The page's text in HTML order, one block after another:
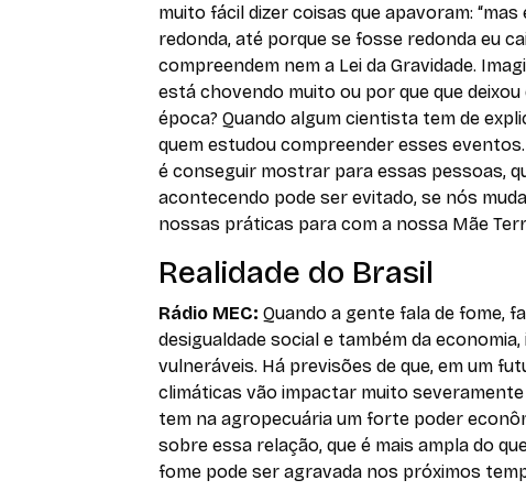
muito fácil dizer coisas que apavoram: “mas
redonda, até porque se fosse redonda eu
compreendem nem a Lei da Gravidade.
está chovendo muito ou por que que
época? Quando algum cientista tem de
quem estudou compreender esses
é conseguir mostrar para essas pessoas,
acontecendo pode ser evitado, se nós
nossas práticas para com a nossa Mãe
Realidade do Brasil
Rádio MEC: Quando a gente fala de fome,
desigualdade social e também da
vulneráveis. Há previsões de que, em um
climáticas vão impactar muito severamente
tem na agropecuária um forte poder
sobre essa relação, que é mais ampla do
fome pode ser agravada nos próximos